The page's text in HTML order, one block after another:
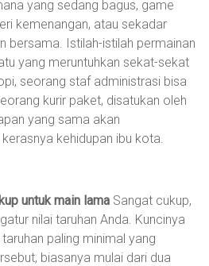
yang sedang bagus, game
kemenangan, atau sekadar
bersama. Istilah-istilah permainan
yang meruntuhkan sekat-sekat
seorang staf administrasi bisa
kurir paket, disatukan oleh
yang sama akan
kehidupan ibu kota.
untuk main lama Sangat cukup,
nilai taruhan Anda. Kuncinya
paling minimal yang
biasanya mulai dari dua